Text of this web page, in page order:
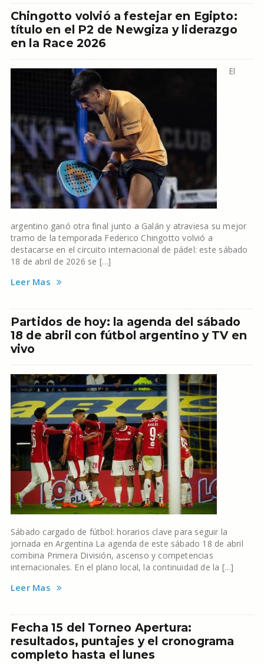
Chingotto volvió a festejar en Egipto:
título en el P2 de Newgiza y liderazgo
en la Race 2026
El
argentino ganó otra final junto a Galán y atraviesa su mejor
tramo de la temporada Federico Chingotto volvió a
destacarse en el circuito internacional de pádel: este sábado
18 de abril de 2026 se […]
Leer Mas
Partidos de hoy: la agenda del sábado
18 de abril con fútbol argentino y TV en
vivo
Sábado cargado de fútbol: horarios clave para seguir la
jornada en Argentina La agenda de este sábado 18 de abril
combina Primera División, ascenso y competencias
internacionales. En el plano local, la continuidad de la […]
Leer Mas
Fecha 15 del Torneo Apertura:
resultados, puntajes y el cronograma
completo hasta el lunes